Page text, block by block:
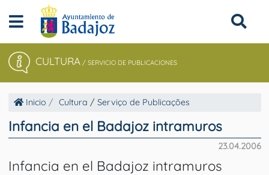
CULTURA / SERVICIO DE PUBLICACIONES
Inicio Cultura / Serviço de Publicações
Infancia en el Badajoz intramuros
23.04.2006
Infancia en el Badajoz intramuros